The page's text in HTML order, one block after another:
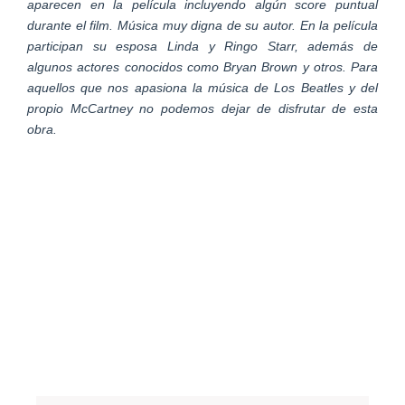
aparecen en la película incluyendo algún score puntual
durante el film. Música muy digna de su autor. En la película
participan su esposa Linda y Ringo Starr, además de
algunos actores conocidos como Bryan Brown y otros. Para
aquellos que nos apasiona la música de Los Beatles y del
propio McCartney no podemos dejar de disfrutar de esta
obra.